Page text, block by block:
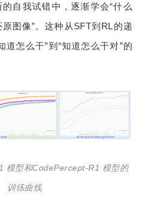
自我试错中，逐渐学会“什么
图像”。这种从SFT到RL的递
道怎么干”到“知道怎么干对”的
模型和CodePercept-R1 模型的
训练曲线